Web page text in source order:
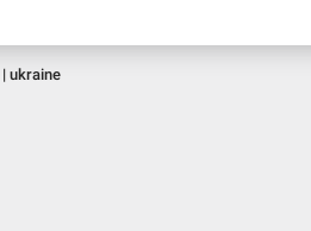
| ukraine